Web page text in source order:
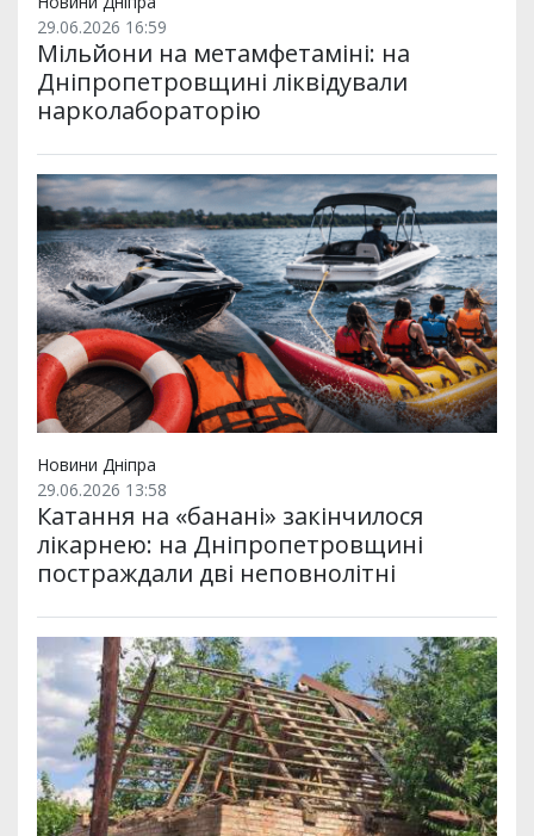
29.06.2026 16:59
Мільйони на метамфетаміні: на
Дніпропетровщині ліквідували
нарколабораторію
Новини Дніпра
29.06.2026 13:58
Катання на «банані» закінчилося
лікарнею: на Дніпропетровщині
постраждали дві неповнолітні